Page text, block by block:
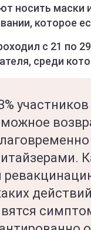
носить маски
которое
с 21 по
среди